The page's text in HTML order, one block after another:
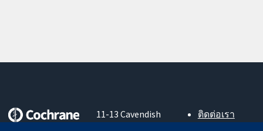
11-13 Cavendish
ติดต่อเรา